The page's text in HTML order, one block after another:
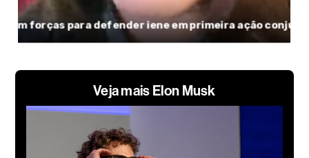
Veja mais Elon Musk